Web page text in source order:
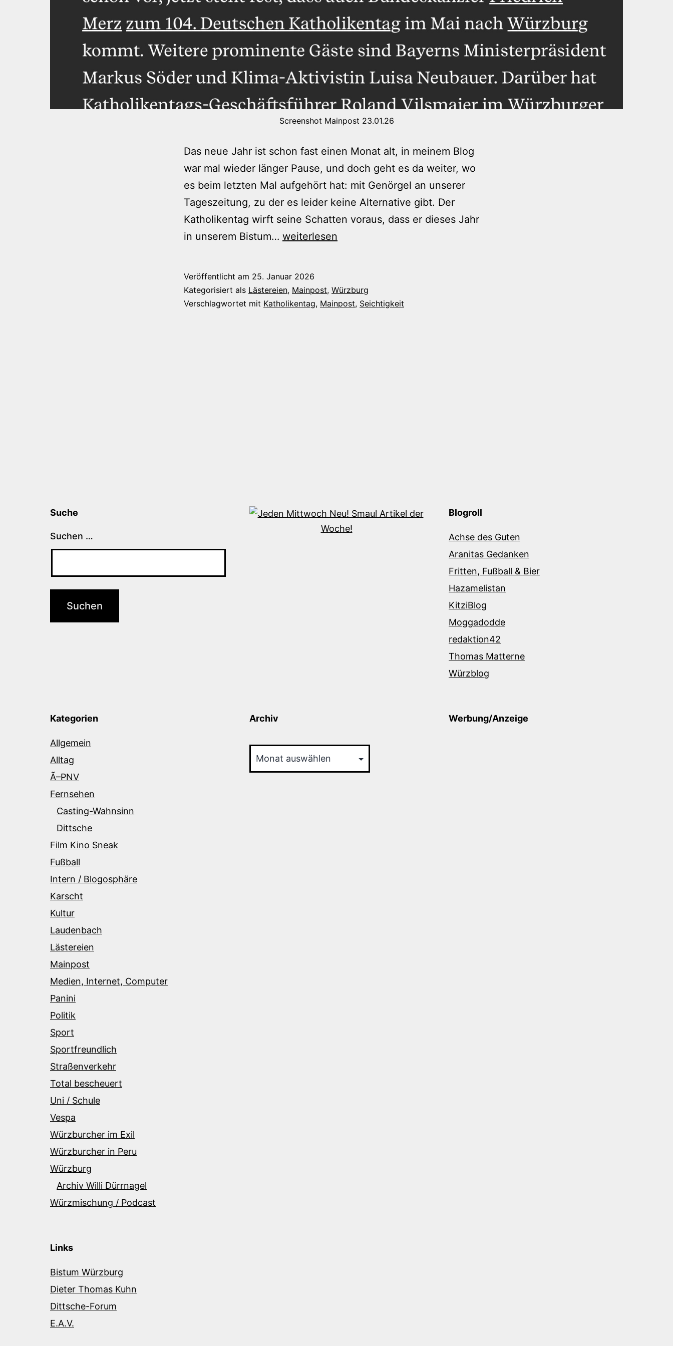
Screenshot Mainpost 23.01.26
Das neue Jahr ist schon fast einen Monat alt, in meinem Blog
war mal wieder länger Pause, und doch geht es da weiter, wo
es beim letzten Mal aufgehört hat: mit Genörgel an unserer
Tageszeitung, zu der es leider keine Alternative gibt. Der
Katholikentag wirft seine Schatten voraus, dass er dieses Jahr
in unserem Bistum… Der
Mainpost
und
weiterlesen
Veröffentlicht am 25. Januar 2026
Kategorisiert als Lästereien, Mainpost, Würzburg
Verschlagwortet mit Katholikentag, Mainpost, Seichtigkeit
Suche
Suchen …
Blogroll
Achse des Guten
Aranitas Gedanken
Fritten, Fußball & Bier
Hazamelistan
KitziBlog
Moggadodde
redaktion42
Thomas Matterne
Würzblog
Kategorien
Allgemein
Alltag
Ã–PNV
Fernsehen
Casting-Wahnsinn
Dittsche
Film Kino Sneak
Fußball
Intern / Blogosphäre
Karscht
Kultur
Laudenbach
Lästereien
Mainpost
Medien, Internet, Computer
Panini
Politik
Sport
Sportfreundlich
Straßenverkehr
Total bescheuert
Uni / Schule
Vespa
Würzburcher im Exil
Würzburcher in Peru
Würzburg
Archiv Willi Dürrnagel
Würzmischung / Podcast
Archiv Werbung/Anzeige
Links
Bistum Würzburg
Dieter Thomas Kuhn
Dittsche-Forum
E.A.V.